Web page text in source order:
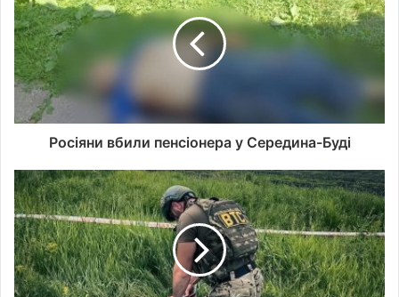
р
е
с
у
в
ш
е
л
е
к
т
р
о
Росіяни вбили пенсіонера у Середина-Буді